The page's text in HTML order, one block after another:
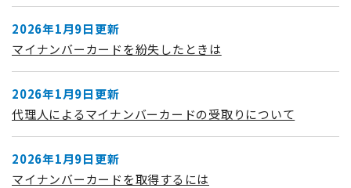
2026年1月9日更新
マイナンバーカードを紛失したときは
2026年1月9日更新
代理人によるマイナンバーカードの受取りについて
2026年1月9日更新
マイナンバーカードを取得するには